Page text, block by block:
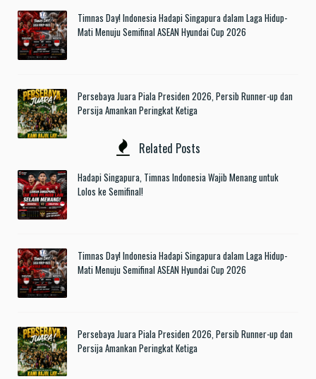
Timnas Day! Indonesia Hadapi Singapura dalam Laga Hidup-
Mati Menuju Semifinal ASEAN Hyundai Cup 2026
Persebaya Juara Piala Presiden 2026, Persib Runner-up dan
Persija Amankan Peringkat Ketiga
Related Posts
Hadapi Singapura, Timnas Indonesia Wajib Menang untuk
Lolos ke Semifinal!
Timnas Day! Indonesia Hadapi Singapura dalam Laga Hidup-
Mati Menuju Semifinal ASEAN Hyundai Cup 2026
Persebaya Juara Piala Presiden 2026, Persib Runner-up dan
Persija Amankan Peringkat Ketiga